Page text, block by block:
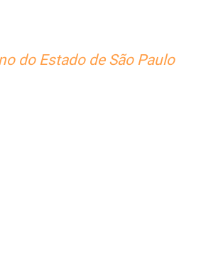
do Estado de São Paulo